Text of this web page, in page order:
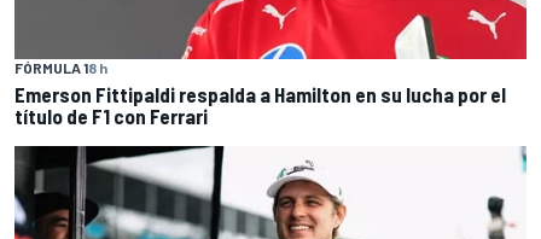
FÓRMULA 18 h
Emerson Fittipaldi respalda a Hamilton en su lucha por el
título de F1 con Ferrari